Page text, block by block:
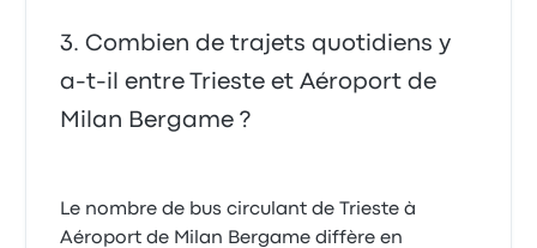
Combien de trajets quotidiens y
a-t-il entre Trieste et Aéroport de
Milan Bergame ?
Le nombre de bus circulant de Trieste à
Aéroport de Milan Bergame diffère en